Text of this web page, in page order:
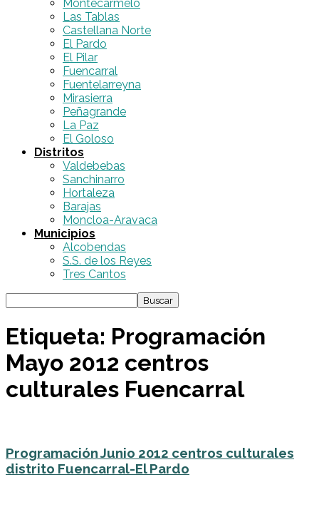
Montecarmelo
Las Tablas
Castellana Norte
El Pardo
El Pilar
Fuencarral
Fuentelarreyna
Mirasierra
Peñagrande
La Paz
El Goloso
Distritos
Valdebebas
Sanchinarro
Hortaleza
Barajas
Moncloa-Aravaca
Municipios
Alcobendas
S.S. de los Reyes
Tres Cantos
Etiqueta: Programación
Mayo 2012 centros
culturales Fuencarral
Programación Junio 2012 centros culturales
distrito Fuencarral-El Pardo